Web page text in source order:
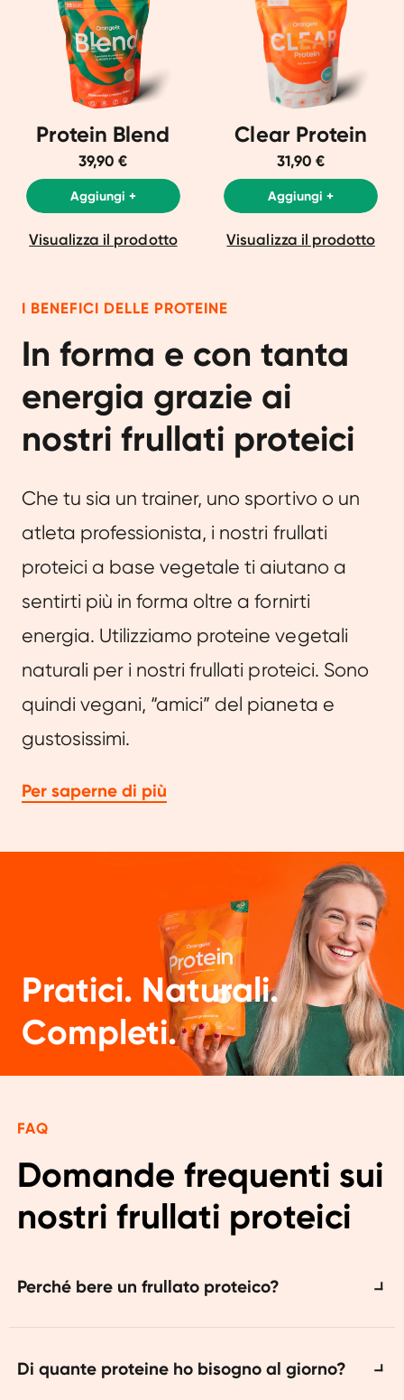
Protein Blend
39,90 €
Aggiungi +
Visualizza il prodotto
Clear Protein
31,90 €
Aggiungi +
Visualizza il prodotto
I BENEFICI DELLE PROTEINE
In forma e con tanta
energia grazie ai
nostri frullati proteici
Che tu sia un trainer, uno sportivo o un
atleta professionista, i nostri frullati
proteici a base vegetale ti aiutano a
sentirti più in forma oltre a fornirti
energia. Utilizziamo proteine ​​vegetali
naturali per i nostri frullati proteici. Sono
quindi vegani, “amici” del pianeta e
gustosissimi.
Per saperne di più
Pratici. Naturali.
Completi.
FAQ
Domande frequenti sui
nostri frullati proteici
Perché bere un frullato proteico?
importante per il tuo corpo. Stimolano la
Di quante proteine ​​ho bisogno al giorno?